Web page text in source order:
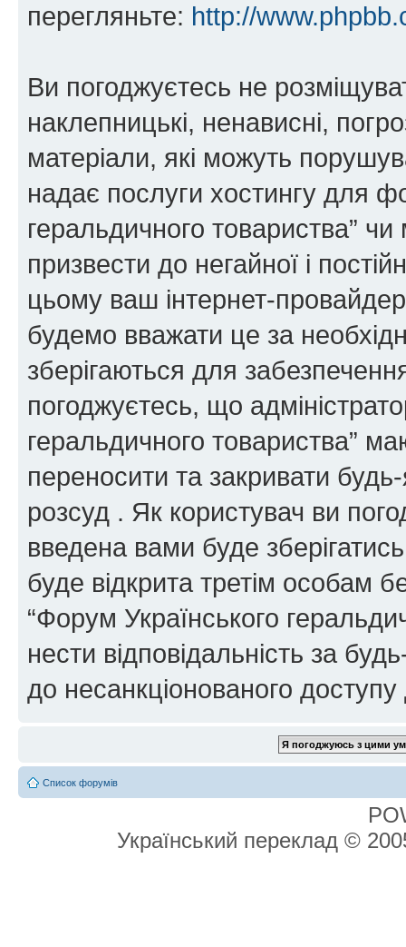
перегляньте: http://
Ви погоджуєтесь не
наклепницькі, ненависні,
матеріали, які можуть
надає послуги хостингу для
геральдичного товариства”
призвести до негайної і
цьому ваш інтернет-
будемо вважати це за
зберігаються для
погоджуєтесь, що
геральдичного товариства”
переносити та закривати
розсуд . Як користувач ви
введена вами буде
буде відкрита третім особам
“Форум Українського
нести відповідальність за
до несанкціонованого доступу
Список форумів
Український переклад ©